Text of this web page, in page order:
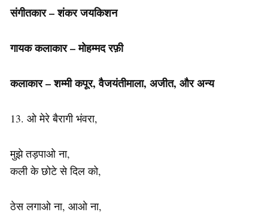
संगीतकार – शंकर जयकिशन
गायक कलाकार – मोहम्मद रफ़ी
कलाकार– शम्मी कपूर, वैजयंतीमाला, अजीत, और अन्य
13. ओ मेरे बैरागी भंवरा,
मुझे तड़पाओ ना,
कली के छोटे से दिल को,
ठेस लगाओ ना, आओ ना,